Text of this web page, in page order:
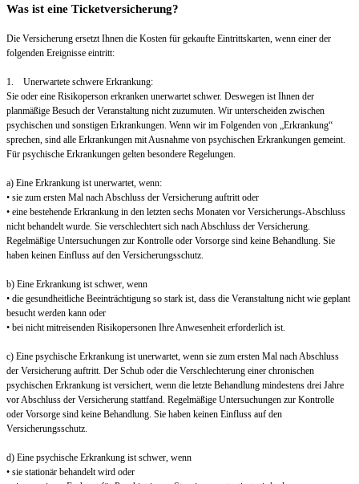
Was ist eine Ticketversicherung?
Die Versicherung ersetzt Ihnen die Kosten für gekaufte Eintrittskarten, wenn einer der
folgenden Ereignisse eintritt:
1. Unerwartete schwere Erkrankung:
Sie oder eine Risikoperson erkranken unerwartet schwer. Deswegen ist Ihnen der
planmäßige Besuch der Veranstaltung nicht zuzumuten. Wir unterscheiden zwischen
psychischen und sonstigen Erkrankungen. Wenn wir im Folgenden von „Erkrankung“
sprechen, sind alle Erkrankungen mit Ausnahme von psychischen Erkrankungen gemeint.
Für psychische Erkrankungen gelten besondere Regelungen.
a) Eine Erkrankung ist unerwartet, wenn:
• sie zum ersten Mal nach Abschluss der Versicherung auftritt oder
• eine bestehende Erkrankung in den letzten sechs Monaten vor Versicherungs-Abschluss
nicht behandelt wurde. Sie verschlechtert sich nach Abschluss der Versicherung.
Regelmäßige Untersuchungen zur Kontrolle oder Vorsorge sind keine Behandlung. Sie
haben keinen Einfluss auf den Versicherungsschutz.
b) Eine Erkrankung ist schwer, wenn
• die gesundheitliche Beeinträchtigung so stark ist, dass die Veranstaltung nicht wie geplant
besucht werden kann oder
• bei nicht mitreisenden Risikopersonen Ihre Anwesenheit erforderlich ist.
c) Eine psychische Erkrankung ist unerwartet, wenn sie zum ersten Mal nach Abschluss
der Versicherung auftritt. Der Schub oder die Verschlechterung einer chronischen
psychischen Erkrankung ist versichert, wenn die letzte Behandlung mindestens drei Jahre
vor Abschluss der Versicherung stattfand. Regelmäßige Untersuchungen zur Kontrolle
oder Vorsorge sind keine Behandlung. Sie haben keinen Einfluss auf den
Versicherungsschutz.
d) Eine psychische Erkrankung ist schwer, wenn
• sie stationär behandelt wird oder